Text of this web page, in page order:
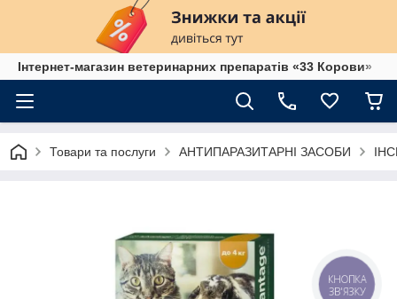
Інтернет-магазин ветеринарних препаратів «33 Корови»
Товари та послуги АНТИПАРАЗИТАРНІ ЗАСОБИ
КНОПКА
ЗВ'ЯЗКУ